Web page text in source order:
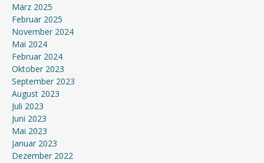
März 2025
Februar 2025
November 2024
Mai 2024
Februar 2024
Oktober 2023
September 2023
August 2023
Juli 2023
Juni 2023
Mai 2023
Januar 2023
Dezember 2022